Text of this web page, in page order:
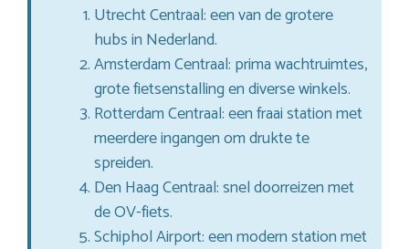
Utrecht Centraal: een van de grotere
hubs in Nederland.
Amsterdam Centraal: prima wachtruimtes,
grote fietsenstalling en diverse winkels.
Rotterdam Centraal: een fraai station met
meerdere ingangen om drukte te
spreiden.
Den Haag Centraal: snel doorreizen met
de OV-fiets.
Schiphol Airport: een modern station met